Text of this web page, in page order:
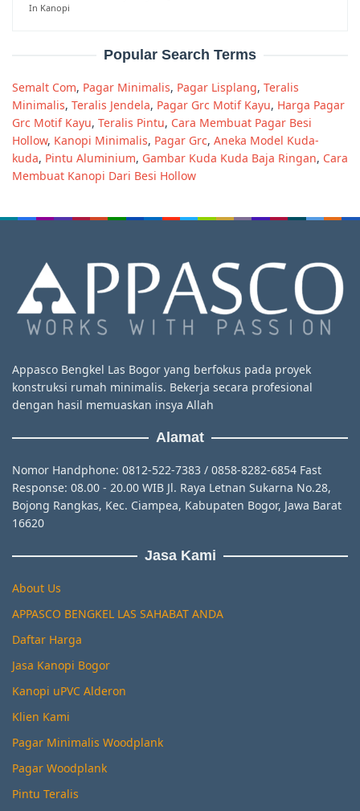
In Kanopi
Popular Search Terms
Semalt Com, Pagar Minimalis, Pagar Lisplang, Teralis
Minimalis, Teralis Jendela, Pagar Grc Motif Kayu, Harga Pagar
Grc Motif Kayu, Teralis Pintu, Cara Membuat Pagar Besi
Hollow, Kanopi Minimalis, Pagar Grc, Aneka Model Kuda-
kuda, Pintu Aluminium, Gambar Kuda Kuda Baja Ringan, Cara
Membuat Kanopi Dari Besi Hollow
Appasco Bengkel Las Bogor yang berfokus pada proyek
konstruksi rumah minimalis. Bekerja secara profesional
dengan hasil memuaskan insya Allah
Alamat
Nomor Handphone: 0812-522-7383 / 0858-8282-6854 Fast
Response: 08.00 - 20.00 WIB Jl. Raya Letnan Sukarna No.28,
Bojong Rangkas, Kec. Ciampea, Kabupaten Bogor, Jawa Barat
16620
Jasa Kami
About Us
APPASCO BENGKEL LAS SAHABAT ANDA
Daftar Harga
Jasa Kanopi Bogor
Kanopi uPVC Alderon
Klien Kami
Pagar Minimalis Woodplank
Pagar Woodplank
Pintu Teralis